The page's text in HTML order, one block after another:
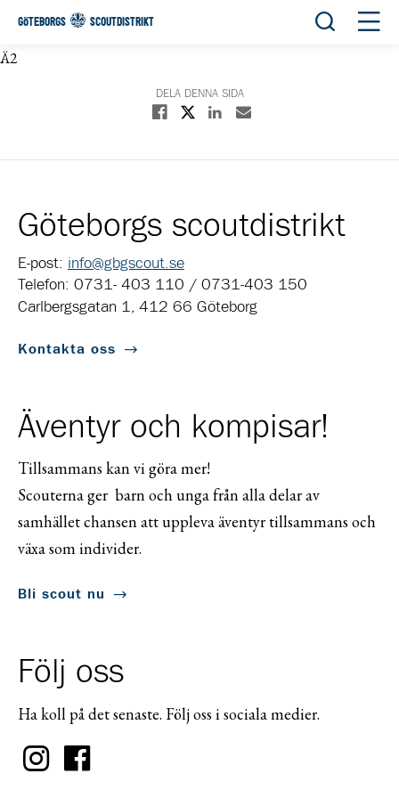
GÖTEBORGS SCOUTDISTRIKT Öppna
Ä2
DELA DENNA SIDA
Dela på Facebook
Dela på XDela på Linkedin
Dela med E-post
Göteborgs scoutdistrikt
E-post: info@gbgscout.se
Telefon: 0731- 403 110 / 0731-403 150
Carlbergsgatan 1, 412 66 Göteborg
Kontakta oss
Äventyr och kompisar!
Tillsammans kan vi göra mer!
Scouterna ger barn och unga från alla delar av
samhället chansen att uppleva äventyr tillsammans och
växa som individer.
Bli scout nu
Följ oss
Ha koll på det senaste. Följ oss i sociala medier.